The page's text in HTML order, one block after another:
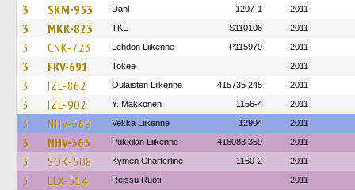
3 SKM-953 Dahl 1207-1 2011
3 MKK-823 TKL S110106 2011
3 CNK-723 Lehdon Liikenne P115979 2011
3 FKV-691 Tokee 2011
3 IZL-862 Oulaisten Liikenne 415735 245 2011
3 IZL-902 Y. Makkonen 1156-4 2011
3 NHV-569 Vekka Liikenne 12904 2011
3 NHV-363 Pukkilan Liikenne 416083 359 2011
3 SOK-508 Kymen Charterline 1160-2 2011
3 LLX-514 Reissu Ruoti 2011